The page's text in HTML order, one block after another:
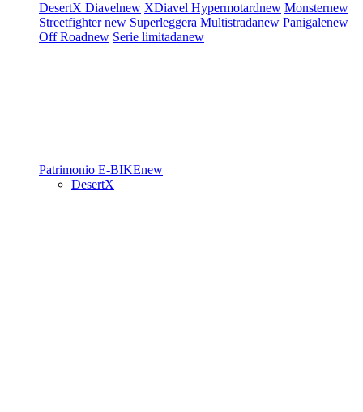
DesertX Diavelnew XDiavel Hypermotardnew Monsternew
Streetfighternew Superleggera Multistradanew Panigalenew
Off Roadnew Serie limitadanew
Patrimonio E-BIKEnew
DesertX